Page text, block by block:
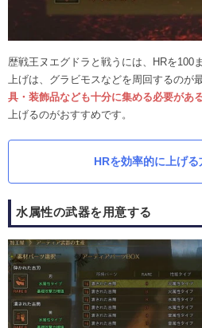
歴戦王ヌエグドラと戦うには、HRを100
上げは、グラビモスなどを周回するのが
具・装飾品なども十分に集める必要があ
上げるのがおすすめです。
HRを効率的に上げ
水属性の武器を用意する